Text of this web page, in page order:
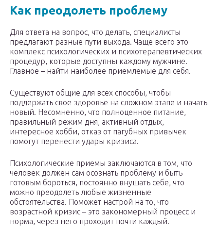
Как преодолеть проблему
Для ответа на вопрос, что делать, специалисты
предлагают разные пути выхода. Чаще всего это
комплекс психологических и психотерапевтических
процедур, которые доступны каждому мужчине.
Главное – найти наиболее приемлемые для себя.
Существуют общие для всех способы, чтобы
поддержать свое здоровье на сложном этапе и начать
новый. Несомненно, что полноценное питание,
правильный режим дня, активный отдых,
интересное хобби, отказ от пагубных привычек
помогут перенести удары кризиса.
Психологические приемы заключаются в том, что
человек должен сам осознать проблему и быть
готовым бороться, постоянно внушать себе, что
можно преодолеть любые жизненные
обстоятельства. Поможет настрой на то, что
возрастной кризис – это закономерный процесс и
норма, через него проходит почти каждый.